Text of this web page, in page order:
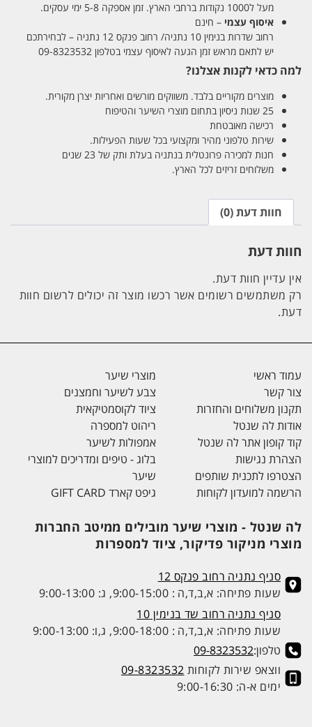
מעל ל1000 נקודות ברחבי הארץ. זמן אספקה 5-8 ימי עסקים.
איסוף עצמי – חינם
רחוב שדרות בנימין 10 נתניה/ רחוב פנקס 12 נתניה – לבחירתכם
יש לתאם מראש זמן הגעה לאיסוף עצמי בטלפון 09-8323532
למה כדאי לקנות אצלנו?
מוצרים מקוריים בלבד. משווקים מורשים ואחריות יצרן מקורית.
25 שנות ניסיון בתחום מוצרי השיער והטיפוח
רכישה מאובטחת
שירות טלפוני מהיר ומקצועי בכל שעות הפעילות.
חנות למכירה פרונטלית בנתניה בעלת ותק של 23 שנים
משלוחים זריזים לכל הארץ.
חוות דעת (0)
חוות דעת
אין עדיין חוות דעת.
רק משתמשים רשומים אשר רכשו מוצר זה יכולים לרשום חוות
דעת.
עמוד ראשי
צור קשר
תקנון משלוחים והחזרות
אודות לה שנטל
קוד קופון אתר לה שנטל
הצהרת נגישות
הצטרפו לתכנית שותפים
הרשמה למועדון לקוחות
מוצרי שיער
צבע לשיער וחמצנים
ציוד לקוסמטיקאית
ריהוט למספרה
אמפולות לשיער
בלוג - טיפים ומדריכים למוצרי
שיער
גיפט קארד GIFT CARD
לה שנטל - מוצרי שיער מובילים ממיטב החברות
מוצרי מניקור פדיקור, ציוד למספרות
סניף נתניה רחוב פנקס 12
שעות פתיחה: א,ב,ד,ה : 9:00-15:00, ג: 9:00-13:00
סניף נתניה רחוב שד בנימין 10
שעות פתיחה: א,ב,ד,ה : 9:00-18:00, ג,ו: 9:00-13:00
טלפון:09-8323532
ווצאפ שירות לקוחות 09-8323532
ימים א-ה: 9:00-16:30